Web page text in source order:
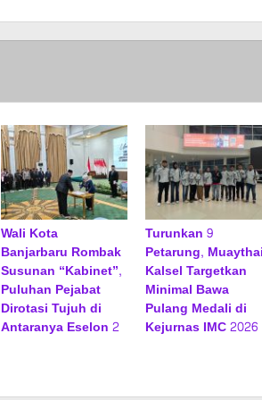
Wali Kota
Banjarbaru Rombak
Susunan “Kabinet”,
Puluhan Pejabat
Dirotasi Tujuh di
Antaranya Eselon 2
Turunkan 9
Petarung,
Kalsel Targetkan
Minimal Bawa
Pulang Medali di
Kejurnas IMC 2026